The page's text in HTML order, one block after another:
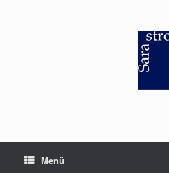
Menü